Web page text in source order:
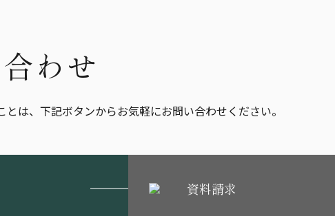
わせ
とは、下記ボタンからお気軽にお問い合わせください。
資料請求